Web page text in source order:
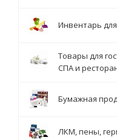
Инвентарь
Товары для
СПА и
Бумажная
ЛКМ, пены,